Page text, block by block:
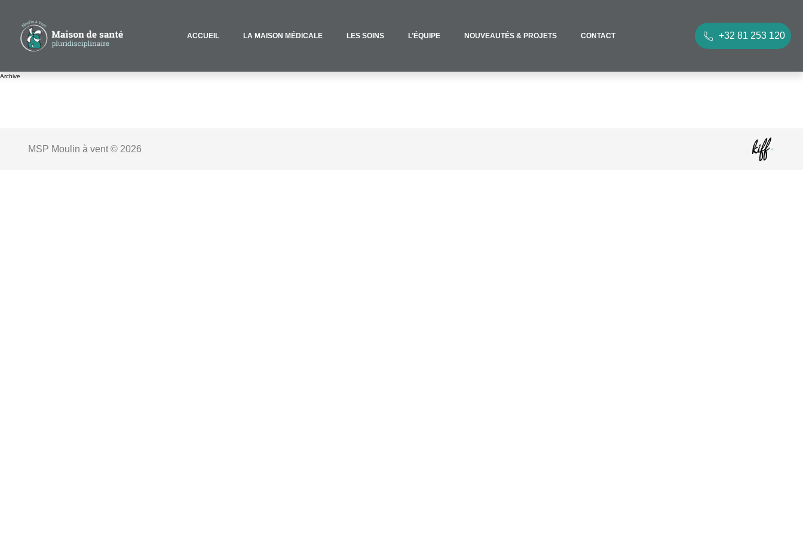
ACCUEIL LA MAISON MÉDICALE LES SOINS L’ÉQUIPE NOUVEAUTÉS & PROJETS CONTACT +32 81 253 120
Archive
MSP Moulin à vent © 2026